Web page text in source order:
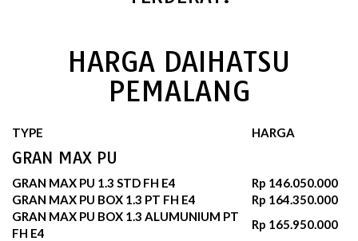
HARGA DAIHATSU
PEMALANG
TYPE HARGA
GRAN MAX PU
GRAN MAX PU 1.3 STD FH E4
Rp 146.050.000
GRAN MAX PU BOX 1.3 PT FH E4
Rp 164.350.000
GRAN MAX PU BOX 1.3 ALUMUNIUM PT
FH E4
Rp 165.950.000